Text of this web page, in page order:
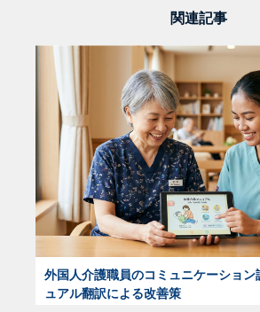
関連記事
外国人介護職員のコミュニケーション
ュアル翻訳による改善策